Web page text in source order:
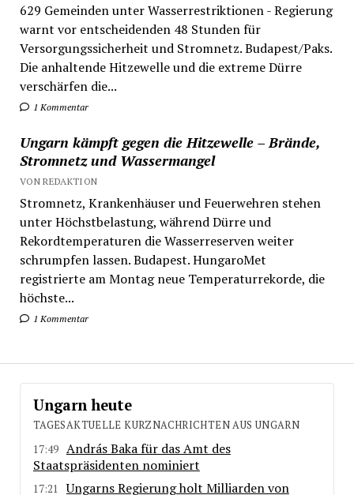
629 Gemeinden unter Wasserrestriktionen - Regierung
warnt vor entscheidenden 48 Stunden für
Versorgungssicherheit und Stromnetz. Budapest/Paks.
Die anhaltende Hitzewelle und die extreme Dürre
verschärfen die...
1 Kommentar
Ungarn kämpft gegen die Hitzewelle – Brände,
Stromnetz und Wassermangel
VON REDAKTION
Stromnetz, Krankenhäuser und Feuerwehren stehen
unter Höchstbelastung, während Dürre und
Rekordtemperaturen die Wasserreserven weiter
schrumpfen lassen. Budapest. HungaroMet
registrierte am Montag neue Temperaturrekorde, die
höchste...
1 Kommentar
Ungarn heute
TAGESAKTUELLE KURZNACHRICHTEN AUS UNGARN
17:49 András Baka für das Amt des
Staatspräsidenten nominiert
17:21
Ungarns Regierung holt Milliarden von